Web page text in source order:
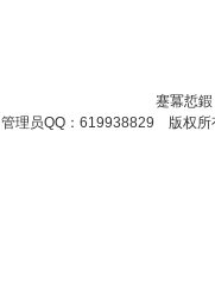
蹇冪悊
管理员QQ：619938829 版权